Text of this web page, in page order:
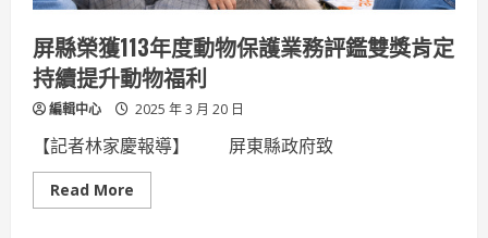
屏縣榮獲113年度動物保護業務評鑑雙獎肯定
持續提升動物福利
編輯中心 2025 年 3 月 20 日
【記者林家慶報導】 屏東縣政府致
Read More
more